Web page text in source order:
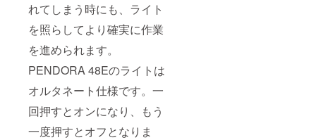
れてしまう時にも、ライト
を照らしてより確実に作業
を進められます。
PENDORA 48Eのライトは
オルタネート仕様です。一
回押すとオンになり、もう
一度押すとオフとなりま